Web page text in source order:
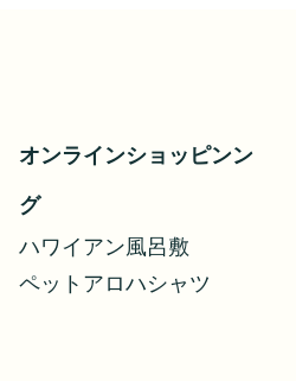
オンラインショッピンン
グ
ハワイアン風呂敷
ペットアロハシャツ